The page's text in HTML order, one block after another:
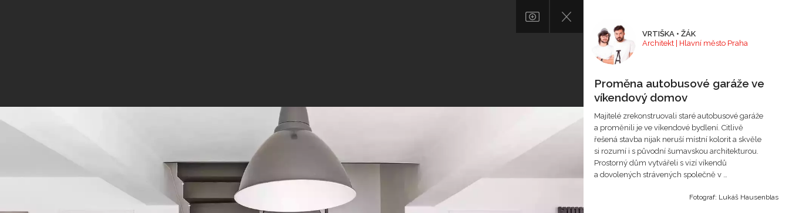
VRTIŠKA • ŽÁK
Architekt | Hlavní město Praha
Proměna autobusové garáže ve
víkendový domov
Majitelé zrekonstruovali staré autobusové garáže
a proměnili je ve víkendové bydlení. Citlivě
řešená stavba nijak neruší místní kolorit a skvěle
si rozumí i s původní šumavskou architekturou.
Prostorný dům vytvářeli s vizí víkendů
a dovolených strávených společně v …
Fotograf: Lukáš Hausenblas